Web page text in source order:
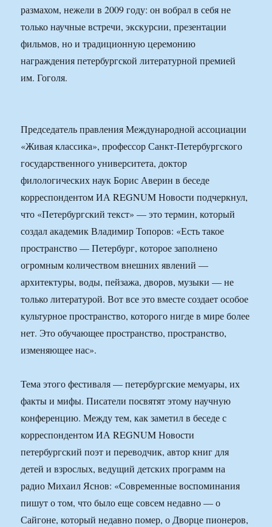
размахом, нежели в 2009 году: он вобрал в себя не
только научные встречи, экскурсии, презентации
фильмов, но и традиционную церемонию
награждения петербургской литературной премией
им. Гоголя.
Председатель правления Международной ассоциации
«Живая классика», профессор Санкт-Петербургского
государственного университета, доктор
филологических наук Борис Аверин в беседе
корреспондентом ИА REGNUM Новости подчеркнул,
что «Петербургский текст» — это термин, который
создал академик Владимир Топоров: «Есть такое
пространство — Петербург, которое заполнено
огромным количеством внешних явлений —
архитектуры, воды, пейзажа, дворов, музыки — не
только литературой. Вот все это вместе создает особое
культурное пространство, которого нигде в мире более
нет. Это обучающее пространство, пространство,
изменяющее нас».
Тема этого фестиваля — петербургские мемуары, их
факты и мифы. Писатели посвятят этому научную
конференцию. Между тем, как заметил в беседе с
корреспондентом ИА REGNUM Новости
петербургский поэт и переводчик, автор книг для
детей и взрослых, ведущий детских программ на
радио Михаил Яснов: «Современные воспоминания
пишут о том, что было еще совсем недавно — о
Сайгоне, который недавно помер, о Дворце пионеров,